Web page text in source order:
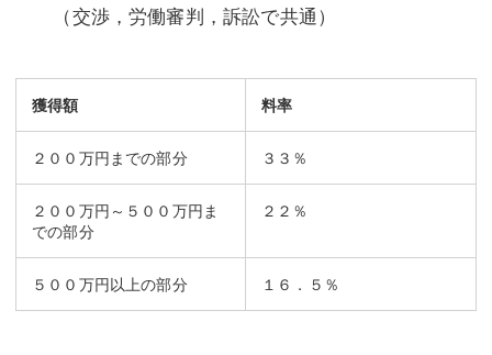
（交渉，労働審判，訴訟で共通）
獲得額 料率
２００万円までの部分 ３３％
２００万円～５００万円ま
での部分
２２％
５００万円以上の部分 １６．５％